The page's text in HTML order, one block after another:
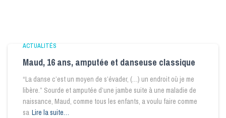
ACTUALITÉS
Maud, 16 ans, amputée et danseuse classique
“La danse c’est un moyen de s’évader, (…) un endroit où je me
libère.” Sourde et amputée d’une jambe suite à une maladie de
naissance, Maud, comme tous les enfants, a voulu faire comme
sa Lire la suite…